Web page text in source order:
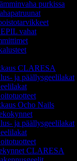
purkissa
vahat
CLARESA
ja päällysgeelilakat
Ocho Nails
ja päällysgeelilakat
CLARESA